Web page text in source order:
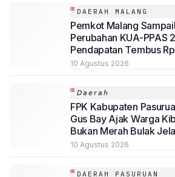
DAERAH MALANG
Pemkot Malang
Perubahan KUA-PPAS
Pendapatan Tembus
10 Agustus 2026
𝘋𝘢𝘦𝘳𝘢𝘩
FPK Kabupaten
Gus Bay Ajak Warga
Bukan Merah Bulak
10 Agustus 2026
DAERAH PASURUAN